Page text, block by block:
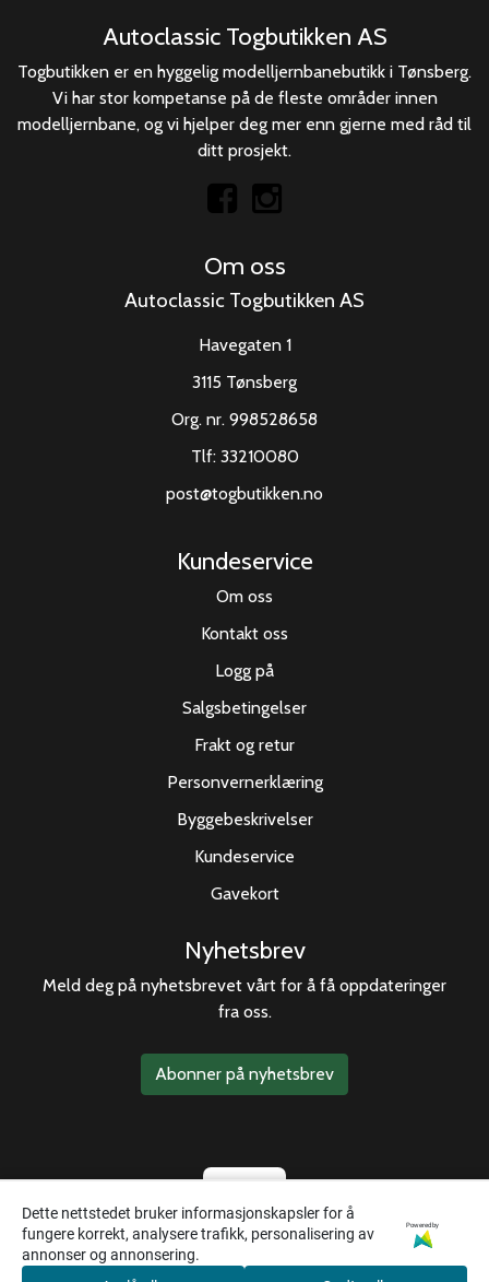
Dette nettstedet bruker informasjonskapsler for å
fungere korrekt, analysere trafikk, personalisering av
annonser og annonsering.
Powered by
Autoclassic Togbutikken AS
Togbutikken er en hyggelig modelljernbanebutikk i Tønsberg.
Vi har stor kompetanse på de fleste områder innen
modelljernbane, og vi hjelper deg mer enn gjerne med råd til
ditt prosjekt.
Om oss
Autoclassic Togbutikken AS
Havegaten 1
3115 Tønsberg
Org. nr. 998528658
Tlf: 33210080
post@togbutikken.no
Kundeservice
Om oss
Kontakt oss
Logg på
Salgsbetingelser
Frakt og retur
Personvernerklæring
Byggebeskrivelser
Kundeservice
Gavekort
Nyhetsbrev
Meld deg på nyhetsbrevet vårt for å få oppdateringer
fra oss.
Abonner på nyhetsbrev